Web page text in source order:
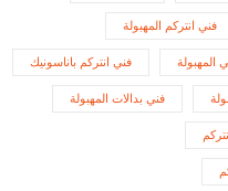
فني انتركم المهبولة
المهبولة فني انتركم باناسونيك
فني بدالات المهبولة